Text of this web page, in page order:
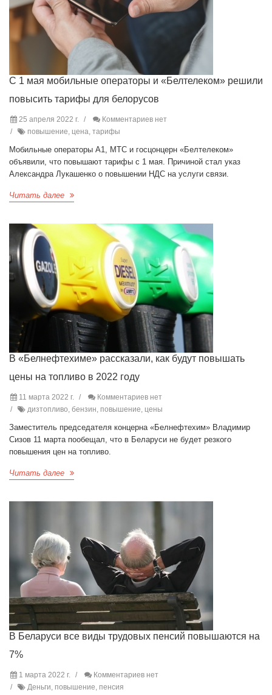
С 1 мая мобильные операторы и «Белтелеком» решили
повысить тарифы для белорусов
25 апреля 2022 г.
Комментариев нет
повышение, цена, тарифы
Мобильные операторы А1, МТС и госцонцерн «Белтелеком»
объявили, что повышают тарифы с 1 мая. Причиной стал указ
Александра Лукашенко о повышении НДС на услуги связи.
Читать далее
В «Белнефтехиме» рассказали, как будут повышать
цены на топливо в 2022 году
11 марта 2022 г.
Комментариев нет
дизтопливо, бензин, повышение, цены
Заместитель председателя концерна «Белнефтехим» Владимир
Сизов 11 марта пообещал, что в Беларуси не будет резкого
повышения цен на топливо.
Читать далее
В Беларуси все виды трудовых пенсий повышаются на
7%
1 марта 2022 г.
Комментариев нет
Деньги, повышение, пенсия